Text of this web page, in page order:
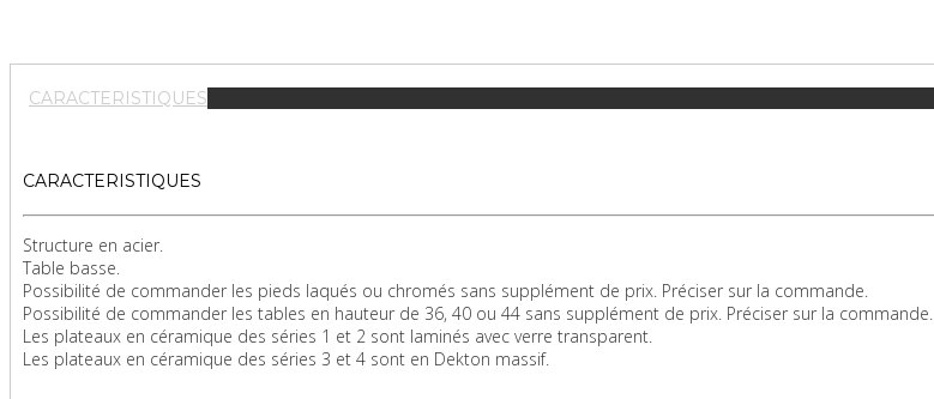
CARACTERISTIQUES
CARACTERISTIQUES
Structure en acier.
Table basse.
Possibilité de commander les pieds laqués ou chromés sans supplément de prix. Préciser sur la commande.
Possibilité de commander les tables en hauteur de 36, 40 ou 44 sans supplément de prix. Préciser sur la commande.
Les plateaux en céramique des séries 1 et 2 sont laminés avec verre transparent.
Les plateaux en céramique des séries 3 et 4 sont en Dekton massif.